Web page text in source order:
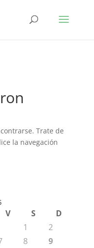
Trate de
la navegación
V S
D
1
2
8
9